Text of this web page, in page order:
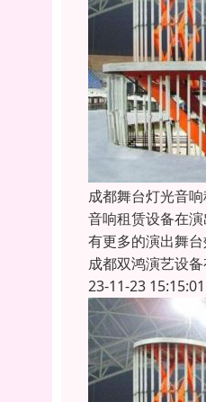
成都舞台灯光音
音响租赁设备在
有更多的演出舞
成都双鸿演艺设
23-11-23 15:15:01